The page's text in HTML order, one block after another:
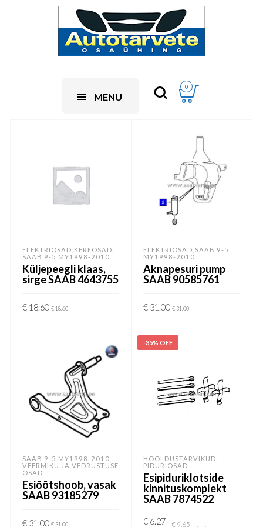
MENU
0
ELEKTRIOSAD KEREOSAD
SAAB 9-5 MY1998-2010
Küljepeegli klaas,
sirge SAAB 4643755
€18.60 €18.60
ELEKTRIOSAD SAAB 9-5
MY1998-2010
Aknapesuri pump
SAAB 90585761
€ 31.00 € 31.00
SAAB 9-5 MY1998-2010
VEERMIKU JA VEDRUSTUSE
OSAD
Esiõõtshoob, vasak
SAAB 93185279
€31.00 €31.00
-35% OFF
HOOLDUSTARVIKUD
PIDURIOSAD
Esipiduriklotside
kinnituskomplekt
SAAB 7874522
€9.65
€ 6.27